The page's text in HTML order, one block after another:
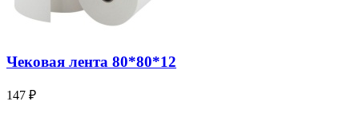
Чековая лента 80*80*12
147 ₽